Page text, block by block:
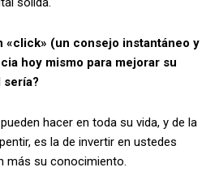
«click» (un consejo instantáneo y
hoy mismo para mejorar su
sería?
hacer en toda su vida, y de la
es la de invertir en ustedes
más su conocimiento.